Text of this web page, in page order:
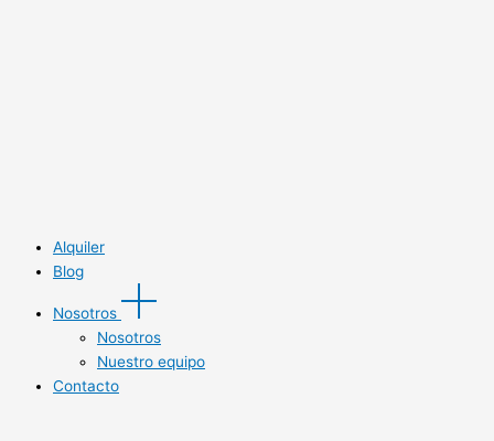
Alquiler
Blog
Nosotros
Nosotros
Nuestro equipo
Contacto